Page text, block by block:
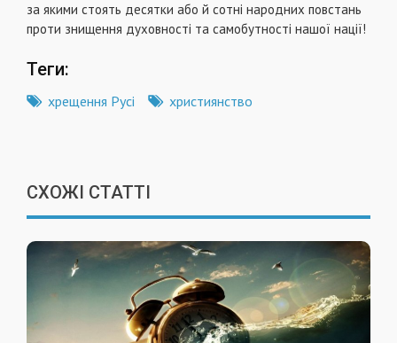
за якими стоять десятки або й сотні народних повстань
проти знищення духовності та самобутності нашої нації!
Теги:
хрещення Русі християнство
СХОЖІ СТАТТІ